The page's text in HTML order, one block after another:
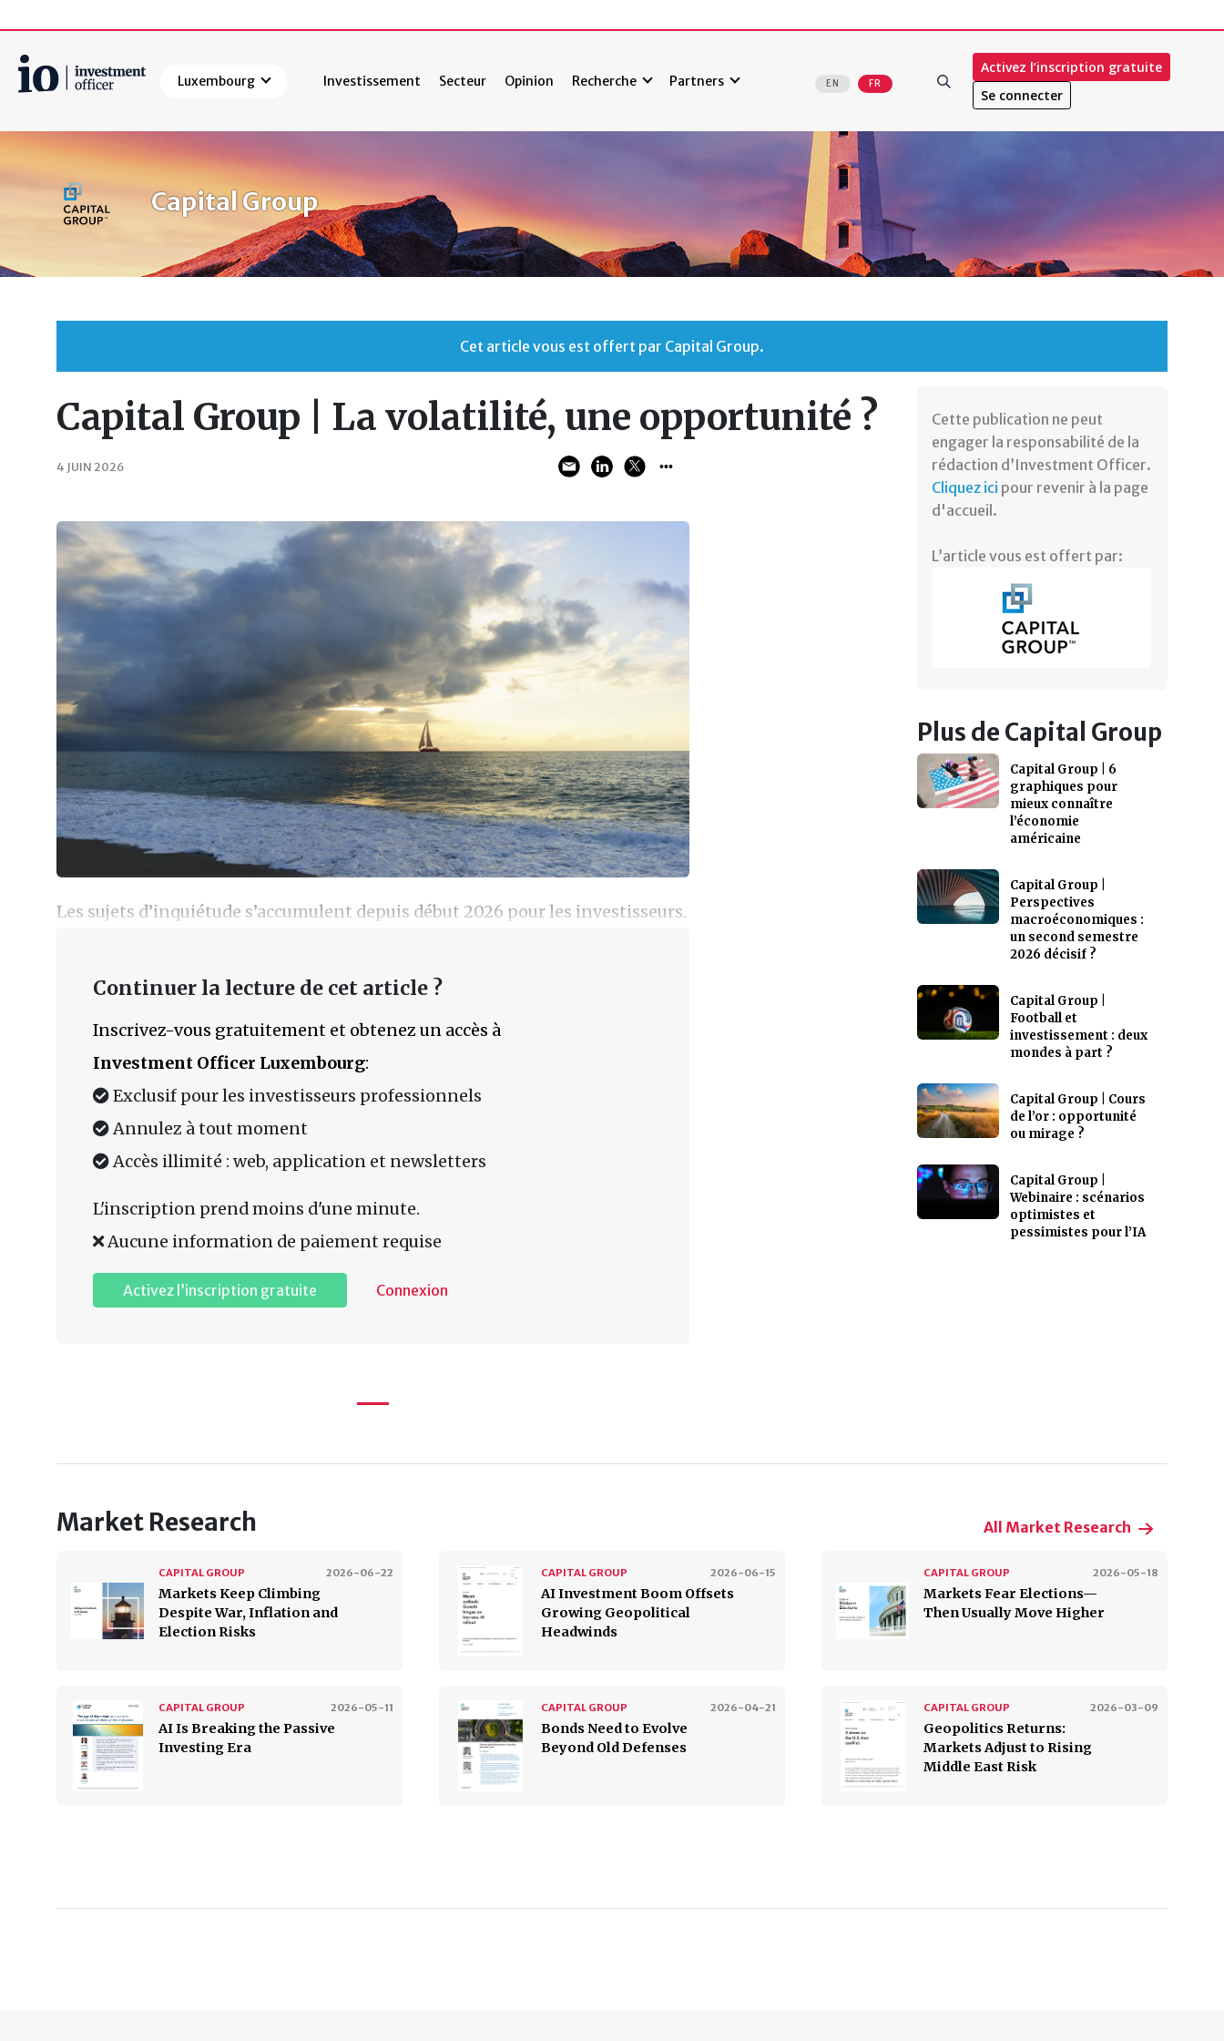
Luxembourg Investissement Secteur Opinion Recherche Partners EN FR
Activez l’inscription gratuite
Se connecter
Rechercher
Capital Group
Cet article vous est offert par Capital Group.
Capital Group | La volatilité, une opportunité ?
4 JUIN 2026
Les sujets d’inquiétude s’accumulent depuis début 2026 pour les investisseurs.
Continuer la lecture de cet article ?
Inscrivez-vous gratuitement et obtenez un accès à
Investment Officer Luxembourg:
Exclusif pour les investisseurs professionnels
Annulez à tout moment
Accès illimité : web, application et newsletters
L'inscription prend moins d'une minute.
Aucune information de paiement requise
Activez l’inscription gratuite Connexion
Cette publication ne peut
engager la responsabilité de la
rédaction d’Investment Officer.
Cliquez ici pour revenir à la page
d'accueil.
L’article vous est offert par:
Plus de Capital Group
Capital Group | 6
graphiques pour
mieux connaître
l’économie
américaine
Capital Group |
Perspectives
macroéconomiques :
un second semestre
2026 décisif ?
Capital Group |
Football et
investissement : deux
mondes à part ?
Capital Group | Cours
de l’or : opportunité
ou mirage ?
Capital Group |
Webinaire : scénarios
optimistes et
pessimistes pour l’IA
Market Research All Market Research
2026-06-22
CAPITAL GROUP
Markets Keep Climbing
Despite War, Inflation and
Election Risks
2026-06-15
CAPITAL GROUP
AI Investment Boom Offsets
Growing Geopolitical
Headwinds
2026-05-18
CAPITAL GROUP
Markets Fear Elections—
Then Usually Move Higher
2026-05-11
CAPITAL GROUP
AI Is Breaking the Passive
Investing Era
2026-04-21
CAPITAL GROUP
Bonds Need to Evolve
Beyond Old Defenses
2026-03-09
CAPITAL GROUP
Geopolitics Returns:
Markets Adjust to Rising
Middle East Risk